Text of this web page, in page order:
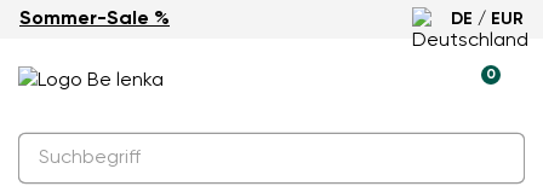
Sommer-Sale % DE / EUR
0
-33%